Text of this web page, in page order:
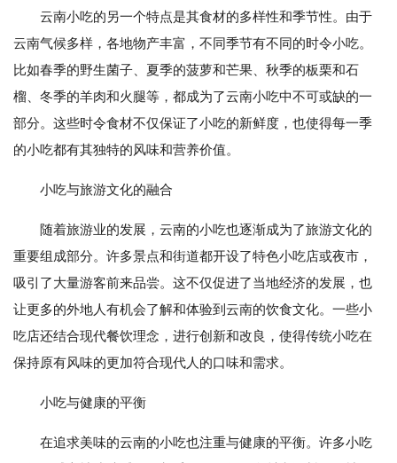
云南小吃的另一个特点是其食材的多样性和季节性。由于
云南气候多样，各地物产丰富，不同季节有不同的时令小吃。
比如春季的野生菌子、夏季的菠萝和芒果、秋季的板栗和石
榴、冬季的羊肉和火腿等，都成为了云南小吃中不可或缺的一
部分。这些时令食材不仅保证了小吃的新鲜度，也使得每一季
的小吃都有其独特的风味和营养价值。
小吃与旅游文化的融合
随着旅游业的发展，云南的小吃也逐渐成为了旅游文化的
重要组成部分。许多景点和街道都开设了特色小吃店或夜市，
吸引了大量游客前来品尝。这不仅促进了当地经济的发展，也
让更多的外地人有机会了解和体验到云南的饮食文化。一些小
吃店还结合现代餐饮理念，进行创新和改良，使得传统小吃在
保持原有风味的更加符合现代人的口味和需求。
小吃与健康的平衡
在追求美味的云南的小吃也注重与健康的平衡。许多小吃